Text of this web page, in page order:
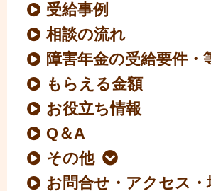
受給事例
相談の流れ
障害年金の受給要件・
もらえる金額
お役立ち情報
Q＆A
その他
お問合せ・アクセス・